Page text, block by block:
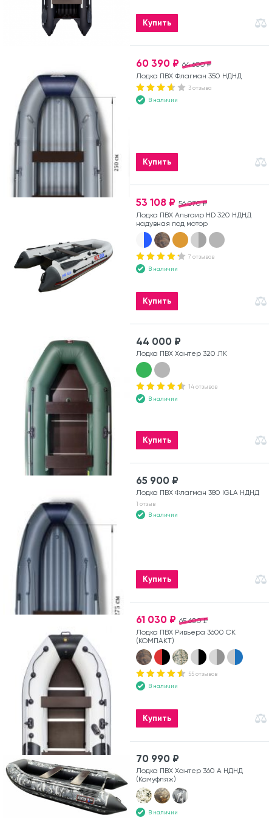
Купить
64 600 ₽
60 390 ₽
Лодка ПВХ Флагман 350 НДНД
3 отзыва
В наличии
Купить
56 070 ₽
53 108 ₽
Лодка ПВХ Альтаир HD 320 НДНД
надувная под мотор
7 отзывов
В наличии
Купить
44 000 ₽
Лодка ПВХ Хантер 320 ЛК
14 отзывов
В наличии
Купить
65 900 ₽
Лодка ПВХ Флагман 380 IGLA НДНД
1 отзыв
В наличии
Купить
65 600 ₽
61 030 ₽
Лодка ПВХ Ривьера 3600 СК
(КОМПАКТ)
55 отзывов
В наличии
Купить
70 990 ₽
Лодка ПВХ Хантер 360 А НДНД
(Камуфляж)
В наличии